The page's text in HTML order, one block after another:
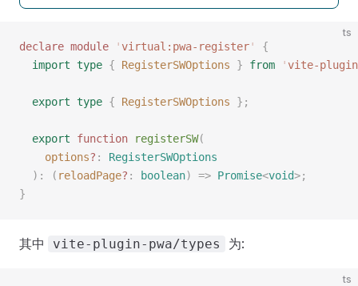
ts
declare module ' virtual:pwa-register'
{
  import
type { RegisterSWOptions } from ' vite-
  export
type { RegisterSWOptions };
  export
function registerSW(
    options
? : RegisterSWOptions
  ):
( reloadPage? : boolean) => Promise<void>;
}
其中 vite-plugin-pwa/types 为:
ts